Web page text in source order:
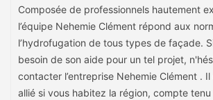
Composée de professionnels hautement
l’équipe Nehemie Clément répond aux
l’hydrofugation de tous types de façade.
besoin de son aide pour un tel projet,
contacter l’entreprise Nehemie Clément .
allié si vous habitez la région, compte